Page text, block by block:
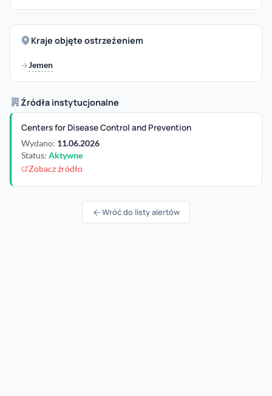
Kraje objęte ostrzeżeniem
Jemen
Źródła instytucjonalne
Centers for Disease Control and Prevention
Wydano: 11.06.2026
Status: Aktywne
Zobacz źródło
Wróć do listy alertów